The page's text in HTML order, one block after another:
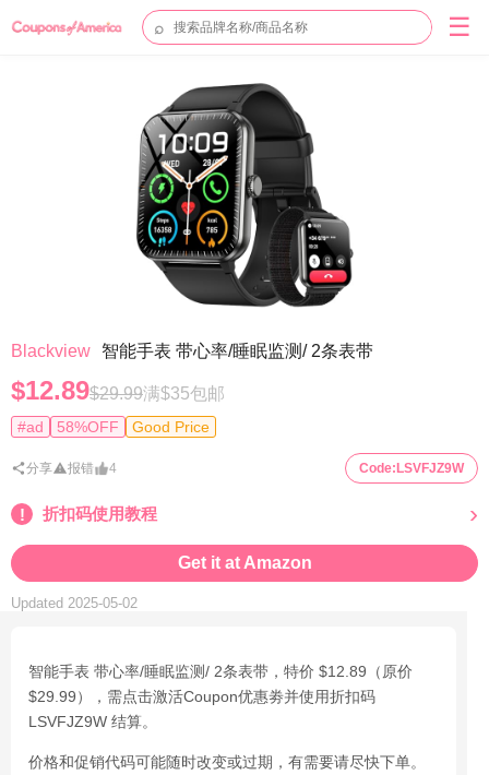
⌕ ☰
Blackview 智能手表 带心率/睡眠监测/ 2条表带
$12.89$29.99满$35包邮
#ad 58%OFF Good Price
分享 报错 4 Code: LSVFJZ9W
折扣码使用教程
Get it at Amazon
Updated 2025-05-02
智能手表 带心率/睡眠监测/ 2条表带，特价 $12.89（原价
$29.99），需点击激活Coupon优惠劵并使用折扣码
LSVFJZ9W 结算。
价格和促销代码可能随时改变或过期，有需要请尽快下单。